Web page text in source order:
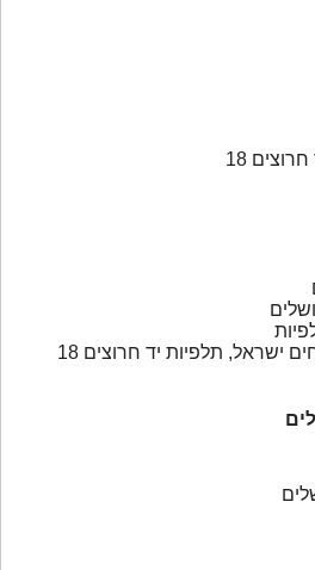
18
ישראל, תלפיות יד חרוצים 18